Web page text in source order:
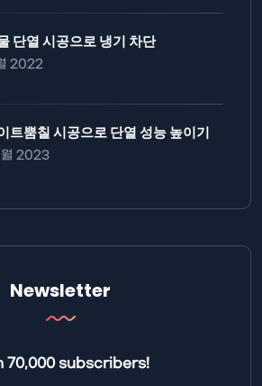
단열 시공으로 냉기 차단
2022
트뿜칠 시공으로 단열 성능 높이기
2023
Newsletter
70,000 subscribers!